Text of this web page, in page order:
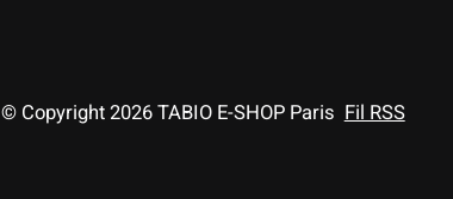
© Copyright 2026 TABIO E-SHOP Paris Fil RSS